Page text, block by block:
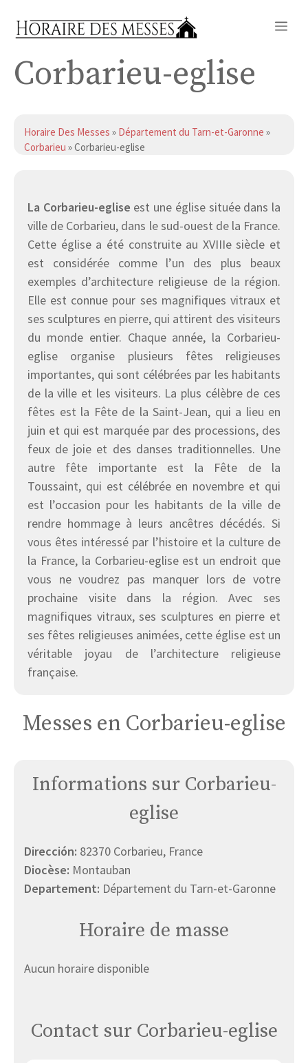
Corbarieu-eglise
Horaire Des Messes » Département du Tarn-et-Garonne »
Corbarieu » Corbarieu-eglise
La Corbarieu-eglise est une église située dans la
ville de Corbarieu, dans le sud-ouest de la France.
Cette église a été construite au XVIIIe siècle et
est considérée comme l’un des plus beaux
exemples d’architecture religieuse de la région.
Elle est connue pour ses magnifiques vitraux et
ses sculptures en pierre, qui attirent des visiteurs
du monde entier. Chaque année, la Corbarieu-
eglise organise plusieurs fêtes religieuses
importantes, qui sont célébrées par les habitants
de la ville et les visiteurs. La plus célèbre de ces
fêtes est la Fête de la Saint-Jean, qui a lieu en
juin et qui est marquée par des processions, des
feux de joie et des danses traditionnelles. Une
autre fête importante est la Fête de la
Toussaint, qui est célébrée en novembre et qui
est l’occasion pour les habitants de la ville de
rendre hommage à leurs ancêtres décédés. Si
vous êtes intéressé par l’histoire et la culture de
la France, la Corbarieu-eglise est un endroit que
vous ne voudrez pas manquer lors de votre
prochaine visite dans la région. Avec ses
magnifiques vitraux, ses sculptures en pierre et
ses fêtes religieuses animées, cette église est un
véritable joyau de l’architecture religieuse
française.
Messes en Corbarieu-eglise
Informations sur Corbarieu-
eglise
Dirección: 82370 Corbarieu, France
Diocèse: Montauban
Departement: Département du Tarn-et-Garonne
Horaire de masse
Aucun horaire disponible
Contact sur Corbarieu-eglise